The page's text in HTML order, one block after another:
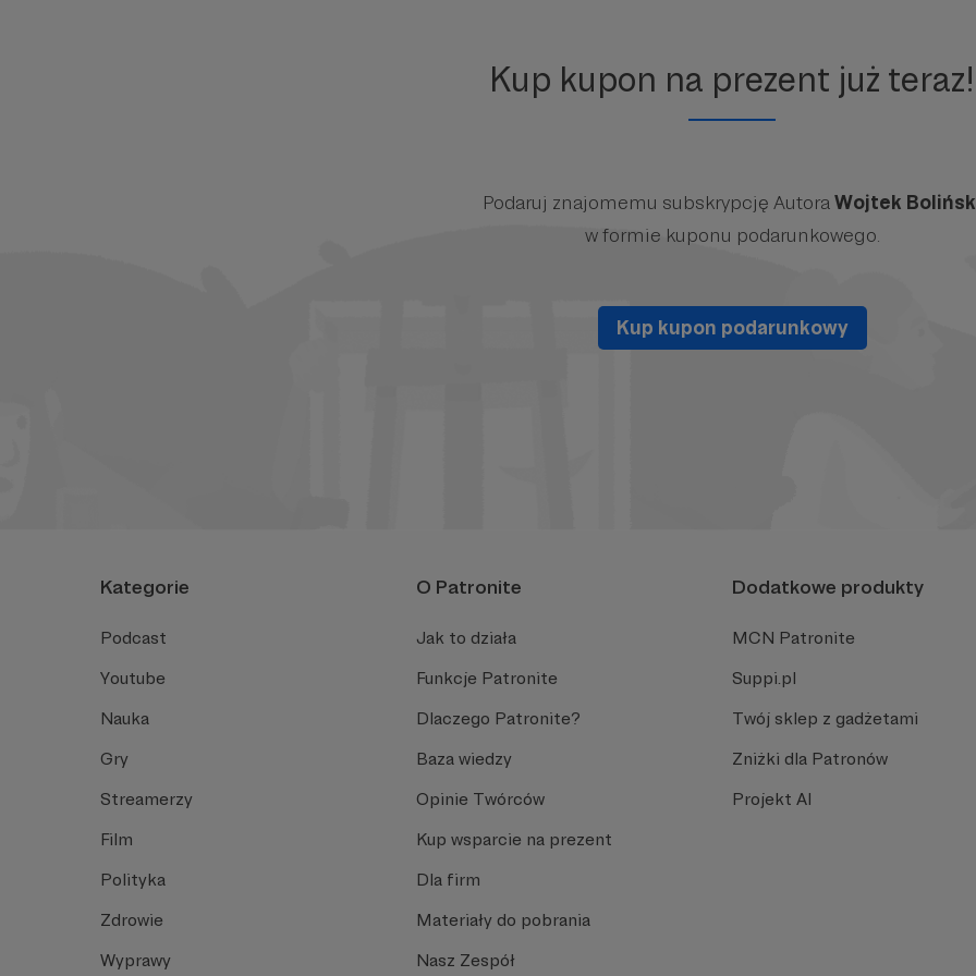
Kup kupon na prezent już teraz!
Podaruj znajomemu subskrypcję Autora Wojtek
w formie kuponu podarunkowego.
Kup kupon podarunkowy
Kategorie
Podcast
Youtube
Nauka
Gry
Streamerzy
Film
Polityka
Zdrowie
Wyprawy
O Patronite
Jak to działa
Funkcje Patronite
Dlaczego Patronite?
Baza wiedzy
Opinie Twórców
Kup wsparcie na prezent
Dla firm
Materiały do pobrania
Nasz Zespół
Dodatkowe produkty
MCN Patronite
Suppi.pl
Twój sklep z gadżetami
Zniżki dla Patronów
Projekt AI